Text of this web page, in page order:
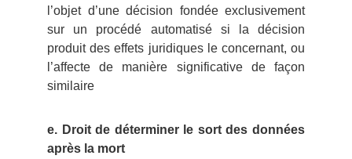
l’objet d’une décision fondée exclusivement
sur un procédé automatisé si la décision
produit des effets juridiques le concernant, ou
l’affecte de manière significative de façon
similaire
e. Droit de déterminer le sort des données
après la mort